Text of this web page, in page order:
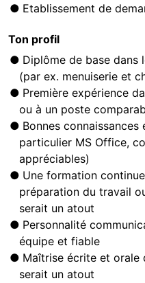
Etablissement de
Ton profil
Diplôme de base dans
(par ex. menuiserie et
Première expérience
ou à un poste
Bonnes
particulier MS Office,
appréciables)
Une formation
préparation du travail
serait un atout
Personnalité
équipe et fiable
Maîtrise écrite et orale
serait un atout